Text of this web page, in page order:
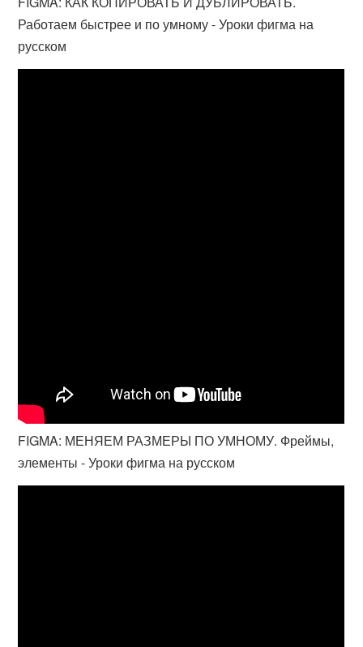
Работаем быстрее и по умному - Уроки фигма на
русском
FIGMA: МЕНЯЕМ РАЗМЕРЫ ПО УМНОМУ. Фреймы,
элементы - Уроки фигма на русском